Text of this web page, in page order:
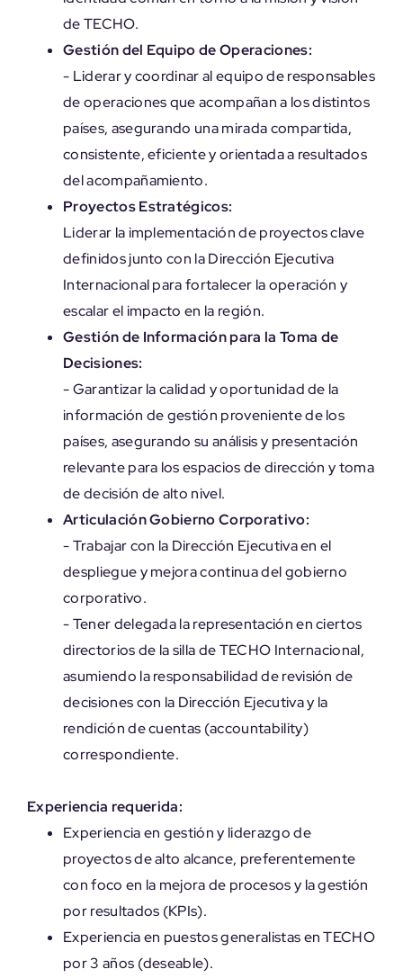
de TECHO.
Gestión del Equipo de Operaciones:
- Liderar y coordinar al equipo de responsables
de operaciones que acompañan a los distintos
países, asegurando una mirada compartida,
consistente, eficiente y orientada a resultados
del acompañamiento.
Proyectos Estratégicos:
Liderar la implementación de proyectos clave
definidos junto con la Dirección Ejecutiva
Internacional para fortalecer la operación y
escalar el impacto en la región.
Gestión de Información para la Toma de
Decisiones:
- Garantizar la calidad y oportunidad de la
información de gestión proveniente de los
países, asegurando su análisis y presentación
relevante para los espacios de dirección y toma
de decisión de alto nivel.
Articulación Gobierno Corporativo:
- Trabajar con la Dirección Ejecutiva en el
despliegue y mejora continua del gobierno
corporativo.
- Tener delegada la representación en ciertos
directorios de la silla de TECHO Internacional,
asumiendo la responsabilidad de revisión de
decisiones con la Dirección Ejecutiva y la
rendición de cuentas (accountability)
correspondiente.
Experiencia requerida:
Experiencia en gestión y liderazgo de
proyectos de alto alcance, preferentemente
con foco en la mejora de procesos y la gestión
por resultados (KPIs).
Experiencia en puestos generalistas en TECHO
por 3 años (deseable).